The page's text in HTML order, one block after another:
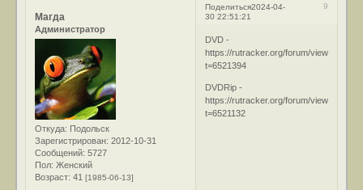
Поделиться 9
2024-04-
30 22:51:21
Магда
Администратор
Откуда: Подольск
Зарегистрирован: 2012-10-31
Сообщений: 5727
Пол: Женский
Возраст: 41[1985-06-13]
DVD -
https://rutracker.org/forum/
t=6521394
DVDRip -
https://rutracker.org/forum/
t=6521132